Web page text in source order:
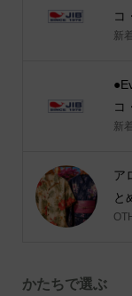
コ
新
コ
新
ア
と
かたちで選ぶ